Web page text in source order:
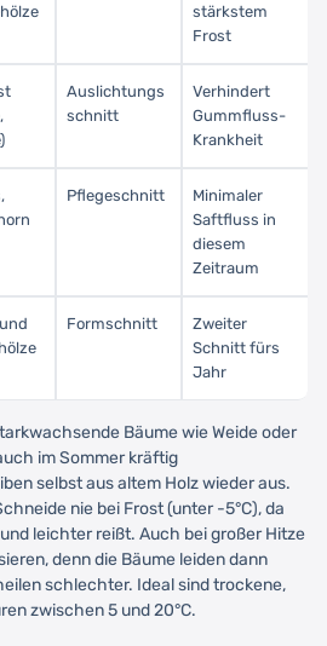
stärkstem
Frost
Auslichtungs
schnitt
Verhindert
Gummfluss-
Krankheit
Pflegeschnitt
Minimaler
Saftfluss in
diesem
Zeitraum
Formschnitt
Zweiter
Schnitt fürs
Jahr
Bäume wie Weide oder
im Sommer kräftig
selbst aus altem Holz wieder aus.
nie bei Frost (unter -5°C), da
leichter reißt. Auch bei großer Hitze
denn die Bäume leiden dann
schlechter. Ideal sind trockene,
zwischen 5 und 20°C.